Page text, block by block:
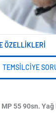
ÖZELLIKLERI
TEMSILCIYE
55 90sn.